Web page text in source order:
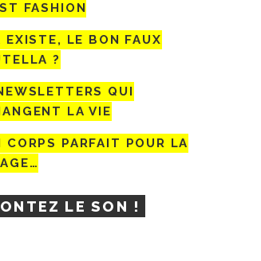
FASHION
EXISTE, LE BON FAUX
?
QUI
LA VIE
CORPS PARFAIT POUR LA
LE SON !